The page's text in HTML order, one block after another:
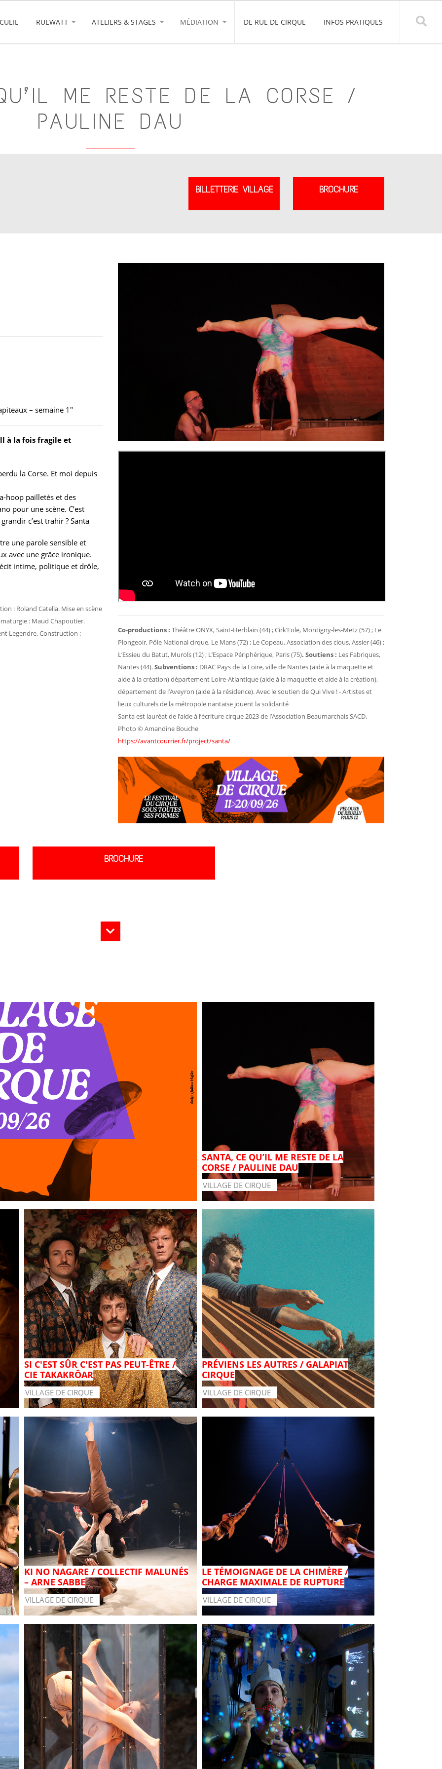
RUEWATT ATELIERS & STAGES MÉDIATION DE RUE DE CIRQUE INFOS PRATIQUES
ME RESTE DE LA CORSE /
PAULINE DAU
BILLETTERIE VILLAGE BROCHURE
– semaine 1"
à la fois fragile et
la Corse. Et moi depuis
hoop pailletés et des
pour une scène. C’est
c’est trahir ? Santa
une parole sensible et
avec une grâce ironique.
intime, politique et drôle,
: Roland Catella. Mise en scène
: Maud Chapoutier.
Legendre. Construction :
Co-productions : Théâtre ONYX, Saint-Herblain (44) ; Cirk’Eole, Montigny-les-Metz (57) ; Le
Plongeoir, Pôle National cirque, Le Mans (72) ; Le Copeau, Association des clous, Assier (46) ;
L’Essieu du Batut, Murols (12) ; L’Espace Périphérique, Paris (75). Soutiens : Les Fabriques,
Nantes (44).Subventions : DRAC Pays de la Loire, ville de Nantes (aide à la maquette et
aide à la création) département Loire-Atlantique (aide à la maquette et aide à la création),
département de l’Aveyron (aide à la résidence). Avec le soutien de Qui Vive ! - Artistes et
lieux culturels de la métropole nantaise jouent la solidarité
Santa est lauréat de l’aide à l’écriture cirque 2023 de l’Association Beaumarchais SACD.
Photo © Amandine Bouche
https://avantcourrier.fr/project/santa/
BROCHURE
SANTA, CE QU’IL ME RESTE DE LA
CORSE / PAULINE DAU
VILLAGE DE CIRQUE
SI C'EST SÛR C'EST PAS PEUT-ÊTRE /
CIE TAKAKRÔAR
VILLAGE DE CIRQUE
PRÉVIENS LES AUTRES / GALAPIAT
CIRQUE
VILLAGE DE CIRQUE
KI NO NAGARE / COLLECTIF MALUNÉS
– ARNE SABBE
VILLAGE DE CIRQUE
LE TÉMOIGNAGE DE LA CHIMÈRE /
CHARGE MAXIMALE DE RUPTURE
VILLAGE DE CIRQUE